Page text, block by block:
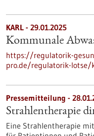
KARL - 29.01.2025
Kommunale
https://regulatorik-
pro.de/regulatorik-lotse/
Pressemitteilung -
Strahlentherapie
Eine Strahlentherapie